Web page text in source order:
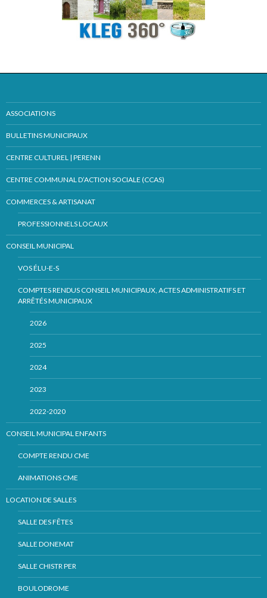
ASSOCIATIONS
BULLETINS MUNICIPAUX
CENTRE CULTUREL | PERENN
CENTRE COMMUNAL D’ACTION SOCIALE (CCAS)
COMMERCES & ARTISANAT
PROFESSIONNELS LOCAUX
CONSEIL MUNICIPAL
VOS ÉLU-E-S
COMPTES RENDUS CONSEIL MUNICIPAUX, ACTES ADMINISTRATIFS ET
ARRÊTÉS MUNICIPAUX
2026
2025
2024
2023
2022-2020
CONSEIL MUNICIPAL ENFANTS
COMPTE RENDU CME
ANIMATIONS CME
LOCATION DE SALLES
SALLE DES FÊTES
SALLE DONEMAT
SALLE CHISTR PER
BOULODROME